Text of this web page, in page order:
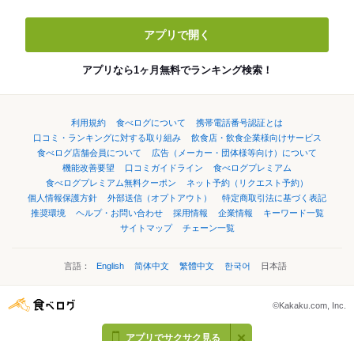
アプリでサクサク見る
アプリで開く
アプリなら1ヶ月無料でランキング検索！
利用規約 食べログについて
携帯電話番号認証とは
口コミ・ランキングに対する取り組み
飲食店・飲食企業様向けサービス
食べログ店舗会員について
広告（メーカー・団体様等向け）について
機能改善要望
口コミガイドライン
食べログプレミアム
食べログプレミアム無料クーポン
ネット予約（リクエスト予約）
個人情報保護方針
外部送信（オプトアウト）
特定商取引法に基づく表記
推奨環境
ヘルプ・お問い合わせ 採用情報 企業情報
キーワード一覧
サイトマップ
チェーン一覧
言語： English 简体中文 繁體中文 한국어 日本語
©Kakaku.com, Inc.